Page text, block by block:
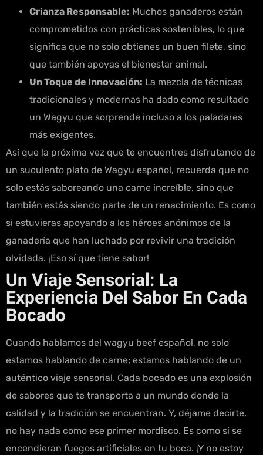
Crianza Responsable: Muchos ganaderos están
comprometidos con prácticas sostenibles, lo que
significa que no solo obtienes un buen filete, sino
que también apoyas el bienestar animal.
Un Toque de Innovación: La mezcla de técnicas
tradicionales y modernas ha dado como resultado
un Wagyu que sorprende incluso a los paladares
más exigentes.
Así que la próxima vez que te encuentres disfrutando de
un suculento plato de Wagyu español, recuerda que no
solo estás saboreando una carne increíble, sino que
también estás siendo parte de un renacimiento. Es como
si estuvieras apoyando a los héroes anónimos de la
ganadería que han luchado por revivir una tradición
olvidada. ¡Eso sí que tiene sabor!
Un Viaje Sensorial: La
Experiencia Del Sabor En Cada
Bocado
Cuando hablamos del wagyu beef español, no solo
estamos hablando de carne; estamos hablando de un
auténtico viaje sensorial. Cada bocado es una explosión
de sabores que te transporta a un mundo donde la
calidad y la tradición se encuentran. Y, déjame decirte,
no hay nada como ese primer mordisco. Es como si se
encendieran fuegos artificiales en tu boca. ¡Y no estoy